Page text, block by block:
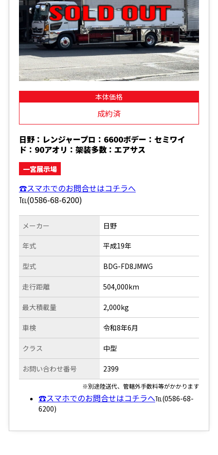
本体価格
成約済
日野：レンジャープロ：6600ボデー：セミワイ
ド：90アオリ：架装多数：エアサス
一宮展示場
☎スマホでのお問合せはコチラへ
℡(0586-68-6200)
メーカー
年式
型式
走行距離
日野
平成19年
BDG-FD8JMWG
504,000km
最大積載量
車検
クラス
お問い合わせ番号
2,000kg
令和8年6月
中型
2399
※別途陸送代、管轄外手数料等がかかります
☎スマホでのお問合せはコチラへ℡(0586-68-
6200)